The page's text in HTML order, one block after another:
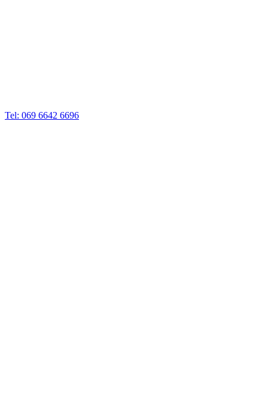
Tel: 069 6642 6696